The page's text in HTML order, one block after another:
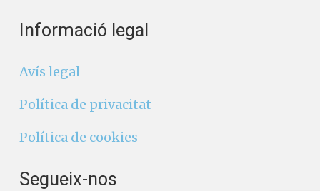
Informació legal
Avís legal
Política de privacitat
Política de cookies
Segueix-nos